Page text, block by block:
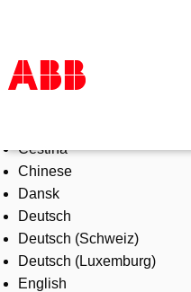
Products & Solutions
Industries
Services
About us
Where to buy
Contact us
Careers
Čeština
Chinese
Dansk
Deutsch
Deutsch (Schweiz)
Deutsch (Luxemburg)
English